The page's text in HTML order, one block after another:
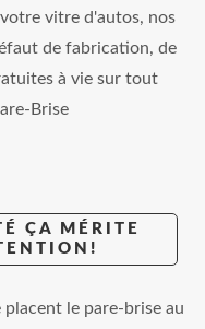
vitre d'autos, nos
de fabrication, de
à vie sur tout
Brise
ÇA MÉRITE
placent le pare-brise au